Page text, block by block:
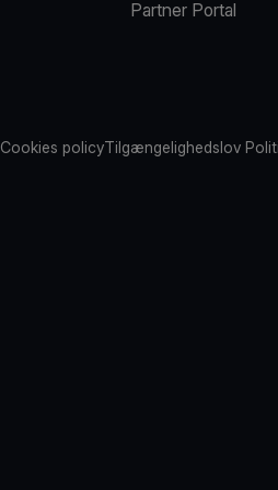
Partner Portal
Cookies policyTilgængelighedslov